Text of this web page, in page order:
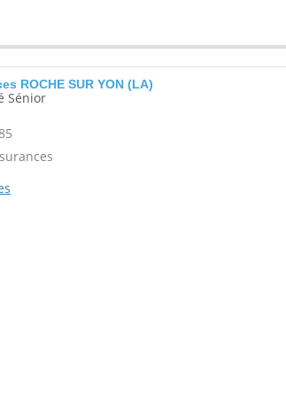
ROCHE SUR YON (LA)
Sénior